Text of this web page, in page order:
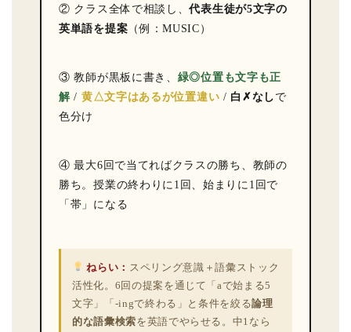
② クラス全体で相談し、代表生徒が5文字の
英単語を提案 （例：MUSIC）
③ 教師が黒板に書き、 緑◎位置も文字も正
解/ 黄△文字はあるが位置違い / 白✗なし で
色分け
④ 最大6回で当てればクラスの勝ち、教師の
勝ち。授業の終わりに1回、始まりに1回で
「帯」になる
ねらい： スペリング意識＋語彙ストック
活性化。6回の提案を通じて「aで始まる5
文字」「-ingで終わる」と条件を絞る論理
的な語彙検索を英語でやらせる。中1なら